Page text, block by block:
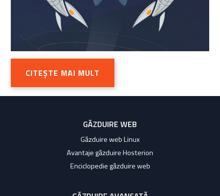
CITEȘTE MAI MULT
GĂZDUIRE WEB
Găzduire web Linux
Avantaje găzduire Hosterion
Enciclopedie găzduire web